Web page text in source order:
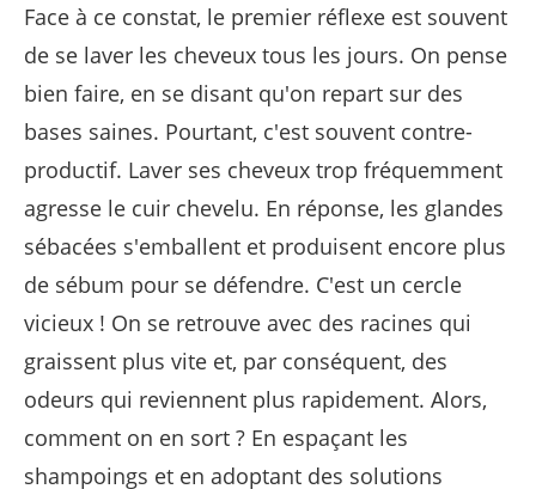
Face à ce constat, le premier réflexe est souvent
de se laver les cheveux tous les jours. On pense
bien faire, en se disant qu'on repart sur des
bases saines. Pourtant, c'est souvent contre-
productif. Laver ses cheveux trop fréquemment
agresse le cuir chevelu. En réponse, les glandes
sébacées s'emballent et produisent encore plus
de sébum pour se défendre. C'est un cercle
vicieux ! On se retrouve avec des racines qui
graissent plus vite et, par conséquent, des
odeurs qui reviennent plus rapidement. Alors,
comment on en sort ? En espaçant les
shampoings et en adoptant des solutions